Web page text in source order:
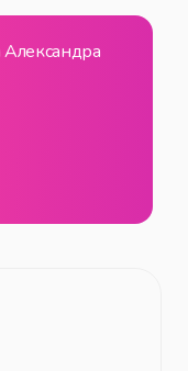
Александра